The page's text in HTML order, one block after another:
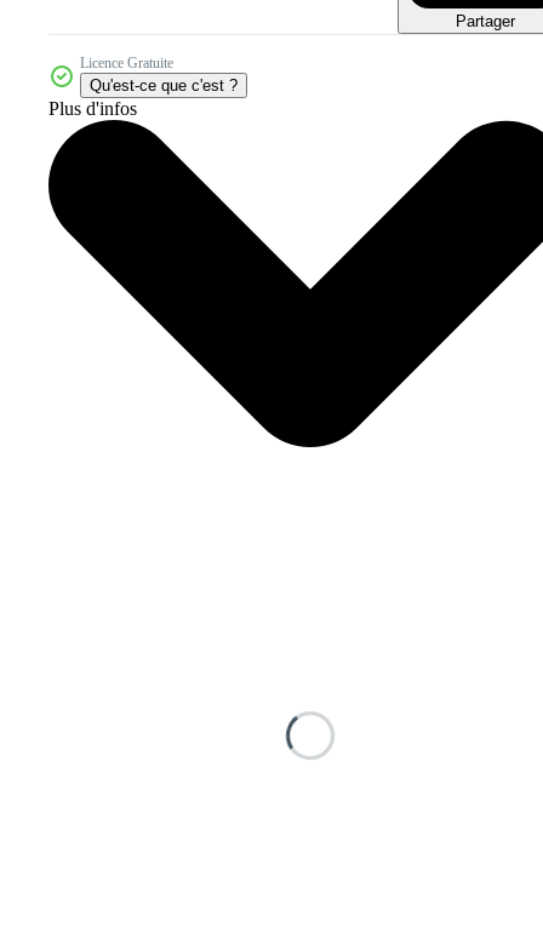
Partager
Licence Gratuite
Qu'est-ce que c'est ?
Plus d'infos